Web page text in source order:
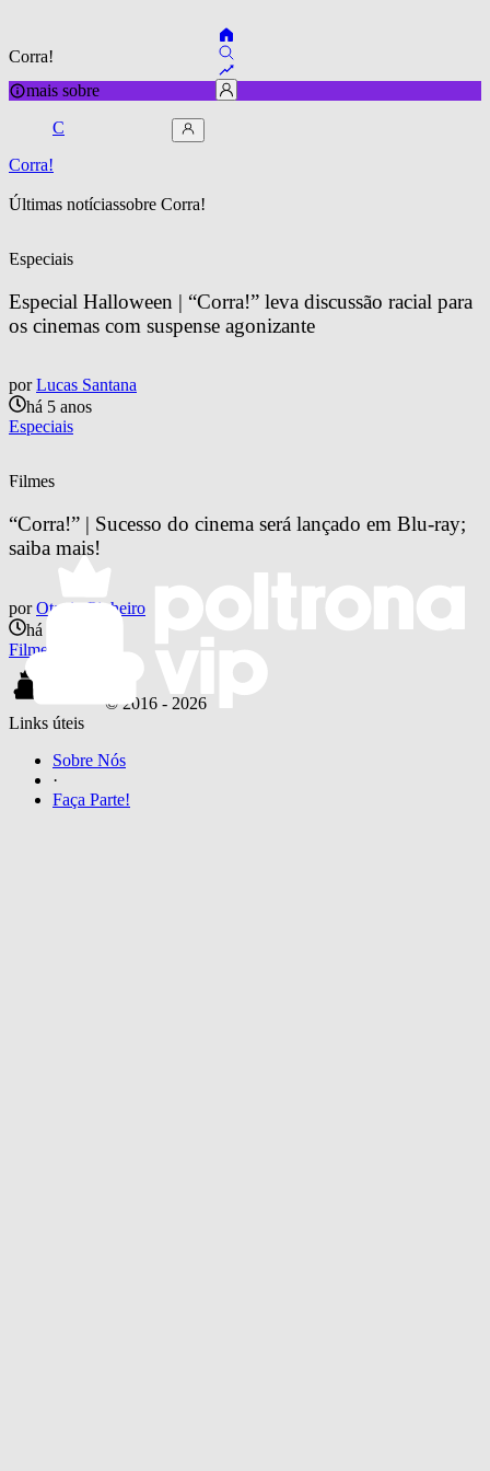
Corra!
mais sobre
C
Corra!
Últimas notíciassobre Corra!
Especiais
Especial Halloween | “Corra!” leva discussão racial para
os cinemas com suspense agonizante
por Lucas Santana
há 5 anos
Especiais
Filmes
“Corra!” | Sucesso do cinema será lançado em Blu-ray;
saiba mais!
por Otavio Pinheiro
há 6 anos
Filmes
© 2016 - 2026
Links úteis
Sobre Nós
·
Faça Parte!